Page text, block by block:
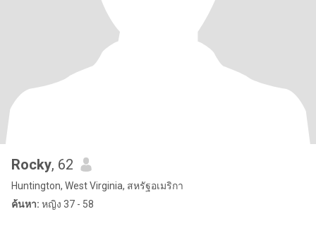
Rocky, 62
Huntington, West Virginia, สหรัฐอเมริกา
ค้นหา: หญิง 37 - 58